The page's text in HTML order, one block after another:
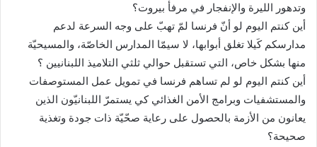
وتدهور الليرة والإنفجار في مرفأ بيروت؟
أين كنتم اليوم لو أنّ فرنسا لمّ تهبّ على وجه السرعة لدعم
مدارسكم كَيلا تغلق أبوابها، لا سيمّا المدارس الخاصّة، والمسيحيّة
منها بشكل خاص، التي تستقبل حوالي ثلثي التلاميذ اللبنانيين ؟
أين كنتم اليوم لو لم تساهم فرنسا في تمويل عمل المستوصفات
والمستشفيات وبرامج الأمن الغذائي كي يستمرّ اللبنانيّون الذين
يعانون من الأزمة بالحصول على رعاية صحّيّة ذات جودة وتغذية
صحيحة؟